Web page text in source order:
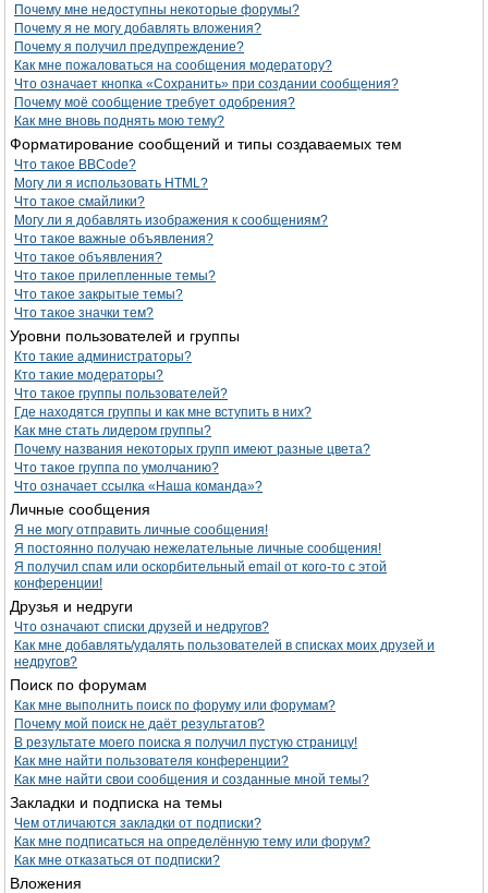
Почему мне недоступны некоторые форумы?
Почему я не могу добавлять вложения?
Почему я получил предупреждение?
Как мне пожаловаться на сообщения модератору?
Что означает кнопка «Сохранить» при создании сообщения?
Почему моё сообщение требует одобрения?
Как мне вновь поднять мою тему?
Форматирование сообщений и типы создаваемых тем
Что такое BBCode?
Могу ли я использовать HTML?
Что такое смайлики?
Могу ли я добавлять изображения к сообщениям?
Что такое важные объявления?
Что такое объявления?
Что такое прилепленные темы?
Что такое закрытые темы?
Что такое значки тем?
Уровни пользователей и группы
Кто такие администраторы?
Кто такие модераторы?
Что такое группы пользователей?
Где находятся группы и как мне вступить в них?
Как мне стать лидером группы?
Почему названия некоторых групп имеют разные цвета?
Что такое группа по умолчанию?
Что означает ссылка «Наша команда»?
Личные сообщения
Я не могу отправить личные сообщения!
Я постоянно получаю нежелательные личные сообщения!
Я получил спам или оскорбительный email от кого-то с этой
конференции!
Друзья и недруги
Что означают списки друзей и недругов?
Как мне добавлять/удалять пользователей в списках моих друзей и
недругов?
Поиск по форумам
Как мне выполнить поиск по форуму или форумам?
Почему мой поиск не даёт результатов?
В результате моего поиска я получил пустую страницу!
Как мне найти пользователя конференции?
Как мне найти свои сообщения и созданные мной темы?
Закладки и подписка на темы
Чем отличаются закладки от подписки?
Как мне подписаться на определённую тему или форум?
Как мне отказаться от подписки?
Вложения